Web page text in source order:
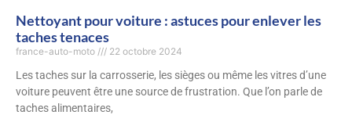
Nettoyant pour voiture : astuces pour enlever les
taches tenaces
france-auto-moto 22 octobre 2024
Les taches sur la carrosserie, les sièges ou même les vitres d’une
voiture peuvent être une source de frustration. Que l’on parle de
taches alimentaires,